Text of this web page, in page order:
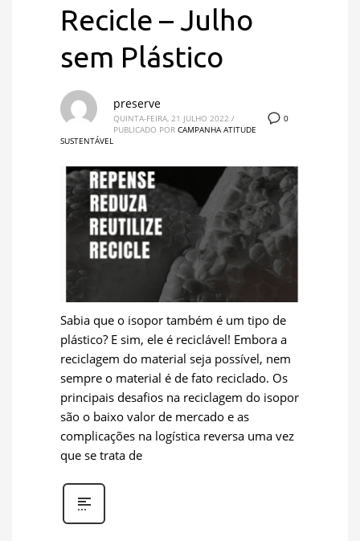
Recicle – Julho
sem Plástico
0
preserve
QUINTA-FEIRA, 21 JULHO 2022 /
PUBLICADO POR CAMPANHA ATITUDE
SUSTENTÁVEL
Sabia que o isopor também é um tipo de
plástico? E sim, ele é reciclável! Embora a
reciclagem do material seja possível, nem
sempre o material é de fato reciclado. Os
principais desafios na reciclagem do isopor
são o baixo valor de mercado e as
complicações na logística reversa uma vez
que se trata de